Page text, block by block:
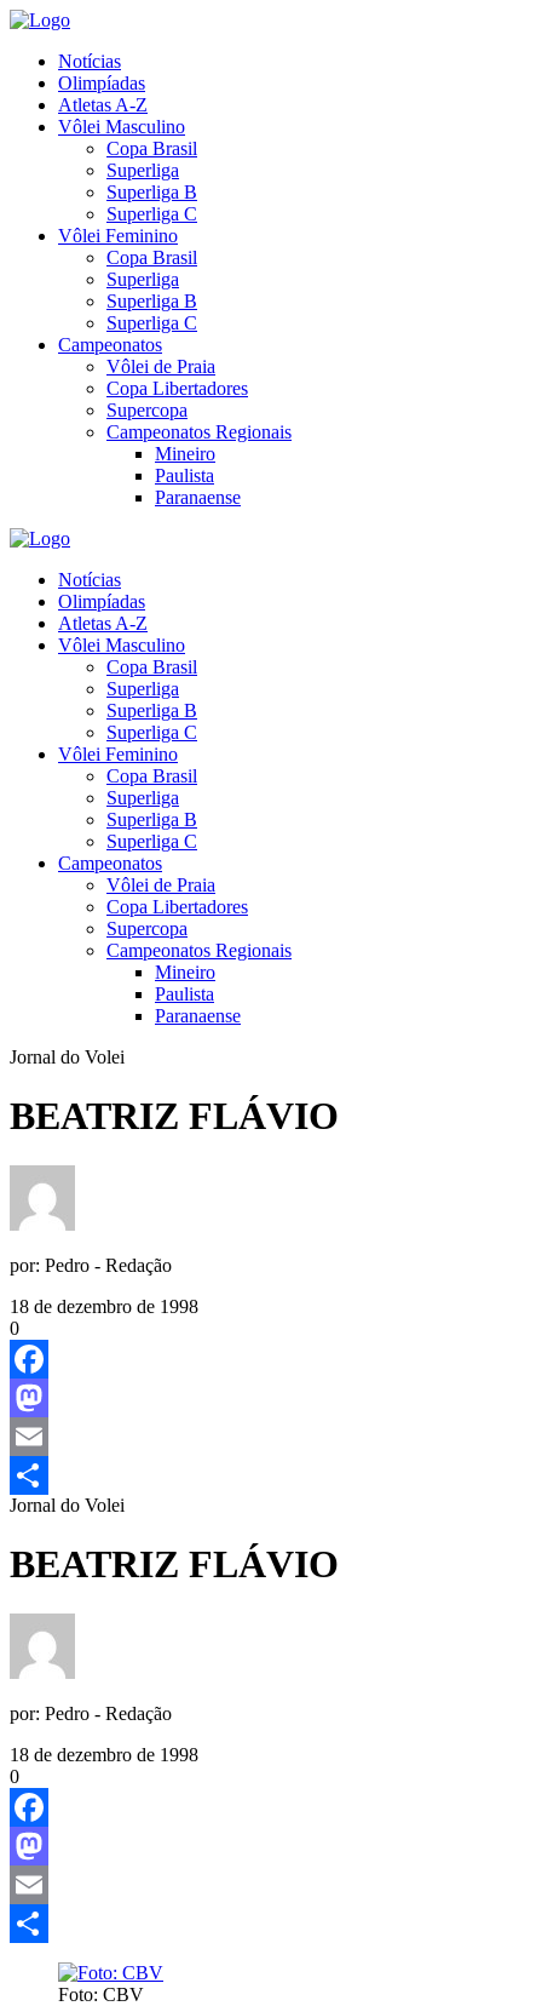
Notícias
Olimpíadas
Atletas A-Z
Vôlei Masculino
Copa Brasil
Superliga
Superliga B
Superliga C
Vôlei Feminino
Copa Brasil
Superliga
Superliga B
Superliga C
Campeonatos
Vôlei de Praia
Copa Libertadores
Supercopa
Campeonatos Regionais
Mineiro
Paulista
Paranaense
Notícias
Olimpíadas
Atletas A-Z
Vôlei Masculino
Copa Brasil
Superliga
Superliga B
Superliga C
Vôlei Feminino
Copa Brasil
Superliga
Superliga B
Superliga C
Campeonatos
Vôlei de Praia
Copa Libertadores
Supercopa
Campeonatos Regionais
Mineiro
Paulista
Paranaense
Jornal do Volei
BEATRIZ FLÁVIO
por: Pedro - Redação
18 de dezembro de 1998
0
Facebook
Mastodon
Email
Share
Jornal do Volei
BEATRIZ FLÁVIO
por: Pedro - Redação
18 de dezembro de 1998
0
Facebook
Mastodon
Email
Foto: CBV